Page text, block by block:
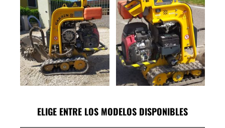
ELIGE ENTRE LOS MODELOS DISPONIBLES